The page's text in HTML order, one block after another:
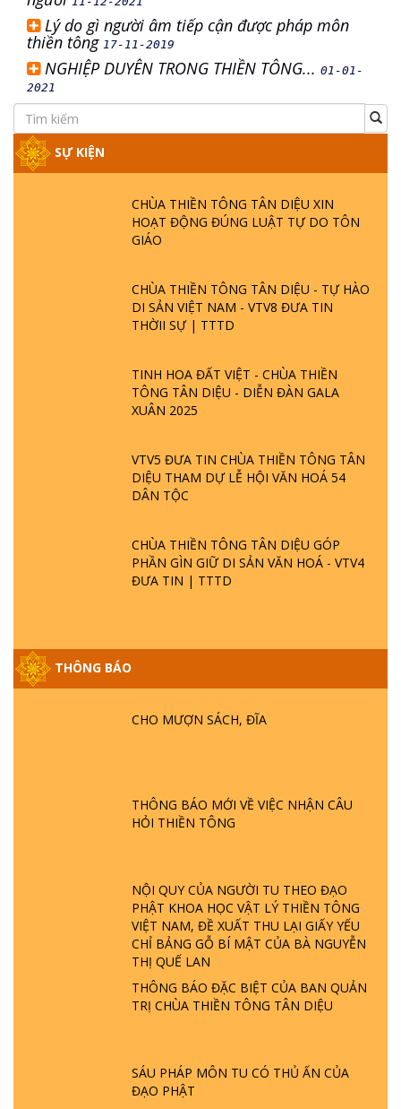
Lý do gì người âm tiếp cận được pháp môn
thiền tông 17-11-2019
NGHIỆP DUYÊN TRONG THIỀN TÔNG... 01-01-
2021
SỰ KIỆN
CHÙA THIỀN TÔNG TÂN DIỆU XIN
HOẠT ĐỘNG ĐÚNG LUẬT TỰ DO TÔN
GIÁO
CHÙA THIỀN TÔNG TÂN DIỆU - TỰ HÀO
DI SẢN VIỆT NAM - VTV8 ĐƯA TIN
THỜII SỰ | TTTD
TINH HOA ĐẤT VIỆT - CHÙA THIỀN
TÔNG TÂN DIỆU - DIỄN ĐÀN GALA
XUÂN 2025
VTV5 ĐƯA TIN CHÙA THIỀN TÔNG TÂN
DIỆU THAM DỰ LỄ HỘI VĂN HOÁ 54
DÂN TỘC
CHÙA THIỀN TÔNG TÂN DIỆU GÓP
PHẦN GÌN GIỮ DI SẢN VĂN HOÁ - VTV4
ĐƯA TIN | TTTD
THÔNG BÁO
CHO MƯỢN SÁCH, ĐĨA
THÔNG BÁO MỚI VỀ VIỆC NHẬN CÂU
HỎI THIỀN TÔNG
NỘI QUY CỦA NGƯỜI TU THEO ĐẠO
PHẬT KHOA HỌC VẬT LÝ THIỀN TÔNG
VIỆT NAM, ĐỀ XUẤT THU LẠI GIẤY YẾU
CHỈ BẢNG GỖ BÍ MẬT CỦA BÀ NGUYỄN
THỊ QUẾ LAN
THÔNG BÁO ĐẶC BIỆT CỦA BAN QUẢN
TRỊ CHÙA THIỀN TÔNG TÂN DIỆU
SÁU PHÁP MÔN TU CÓ THỦ ẤN CỦA
ĐẠO PHẬT
GIẢI ĐÁP ĐẶC BIỆT P25 - SUỐT 49 NĂM
PHẬT KHÔNG NÓI? HỘI LONG HOA LÀ
HỘI GÌ? TỬ VÌ ĐẠO
PHẬT GIỚI CÓ THỜI GIAN KHÔNG? |
TTTD
LÀ AI? QUỶ SA TĂNG? | TTTD
GIẢI ĐÁP THIỀN TÔNG ĐẶC BIỆT P22 - TẠI
SAO TRÁI ĐẤT NHIỀU THIÊN TAI - LŨ LỤT
- HỎA HOẠN | TTTD
GIẢI ĐÁP THIỀN TÔNG ĐẶC BIỆT P21 - TẠI
GIẢI ĐÁP VỀ LỄ TIỄN THIỀN TÔNG SƯ